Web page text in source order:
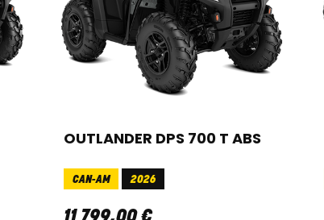
OUTLANDER DPS 700 T ABS
CAN-AM 2026